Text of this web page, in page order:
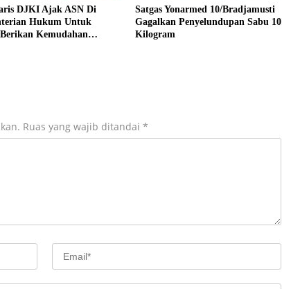
DJKI Ajak ASN Di
Hukum Untuk
Kemudahan
Satgas Yonarmed 10/Bradjamusti
Gagalkan Penyelundupan Sabu 10
Kilogram
Ruas yang wajib ditandai *